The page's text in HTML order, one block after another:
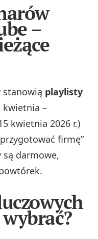
–
stanowią playlisty
kwietnia –
kwietnia 2026 r.)
firmę”
są darmowe,